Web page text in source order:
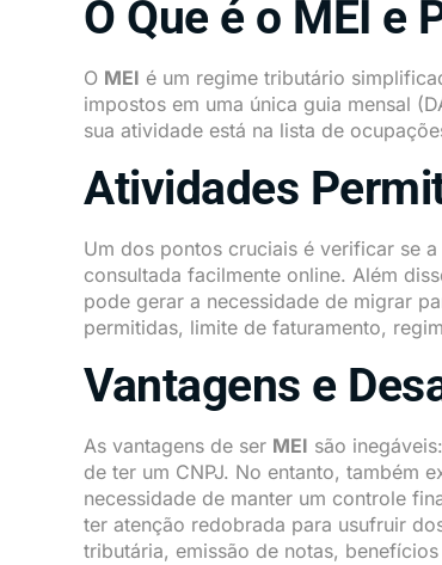
O Que é o MEI e
O MEI é um regime tributário
impostos em uma única guia mensal
sua atividade está na lista de
Atividades
Um dos pontos cruciais é verificar se
consultada facilmente online. Além
pode gerar a necessidade de migrar
permitidas, limite de faturamento,
Vantagens e
As vantagens de ser MEI são
de ter um CNPJ. No entanto, também
necessidade de manter um controle
ter atenção redobrada para usufruir
tributária, emissão de notas,